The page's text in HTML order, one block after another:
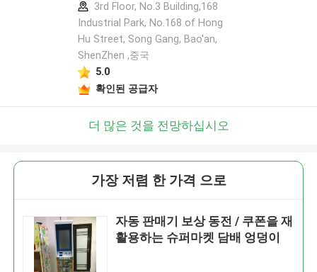
3rd Floor, No.3 Building,168
Industrial Park, No.168 of Hong
Hu Street, Song Gang, Bao'an,
ShenZhen ,중국
5.0
확인된 공급자
더 많은 것을 전망하십시오
가장 저렴 한 가격 으로
자동 판매기 보상 동전 / 쿠폰을 재
활용하는 슈퍼마켓 담배 엉덩이